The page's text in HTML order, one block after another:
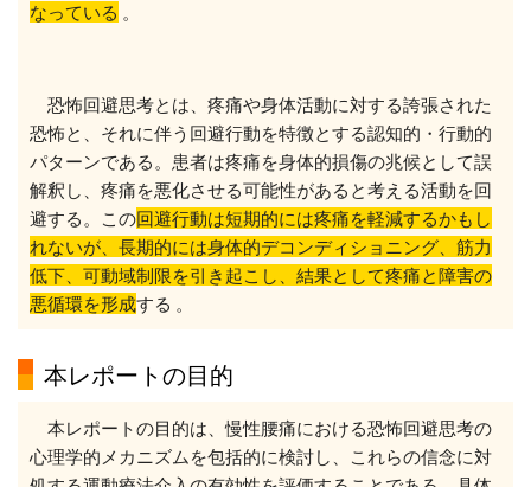
なっている 。
恐怖回避思考とは、疼痛や身体活動に対する誇張された
恐怖と、それに伴う回避行動を特徴とする認知的・行動的
パターンである。患者は疼痛を身体的損傷の兆候として誤
解釈し、疼痛を悪化させる可能性があると考える活動を回
避する。この回避行動は短期的には疼痛を軽減するかもし
れないが、長期的には身体的デコンディショニング、筋力
低下、可動域制限を引き起こし、結果として疼痛と障害の
悪循環を形成する 。
本レポートの目的
本レポートの目的は、慢性腰痛における恐怖回避思考の
心理学的メカニズムを包括的に検討し、これらの信念に対